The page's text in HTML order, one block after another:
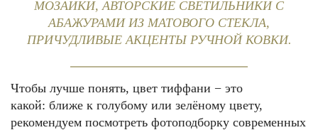
МОЗАИКИ, АВТОРСКИЕ СВЕТИЛЬНИКИ С
АБАЖУРАМИ ИЗ МАТОВОГО СТЕКЛА,
ПРИЧУДЛИВЫЕ АКЦЕНТЫ РУЧНОЙ КОВКИ.
Чтобы лучше понять, цвет тиффани − это
какой: ближе к голубому или зелёному цвету,
рекомендуем посмотреть фотоподборку современных